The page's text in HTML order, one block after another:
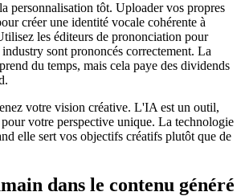
personnalisation tôt. Uploader vos propres
créer une identité vocale cohérente à
les éditeurs de prononciation pour
industry sont prononcés correctement. La
du temps, mais cela paye des dividends
votre vision créative. L'IA est un outil,
votre perspective unique. La technologie
elle sert vos objectifs créatifs plutôt que de
dans le contenu généré